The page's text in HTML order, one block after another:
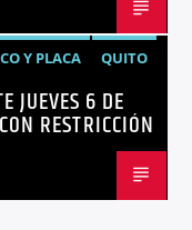
Y PLACA QUITO
JUEVES 6 DE
RESTRICCIÓN